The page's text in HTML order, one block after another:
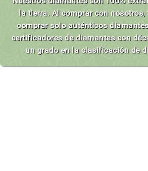
la tierra. Al comprar con
comprar solo auténticos
certificadores de diamantes con
un grado en la clasificación de